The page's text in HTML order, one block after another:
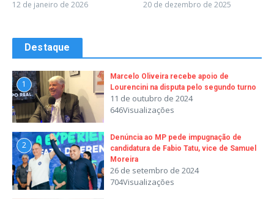
12 de janeiro de 2026 20 de dezembro de 2025
Destaque
1
Marcelo Oliveira recebe apoio de
Lourencini na disputa pelo segundo turno
11 de outubro de 2024
646Visualizações
2
Denúncia ao MP pede impugnação de
candidatura de Fabio Tatu, vice de Samuel
Moreira
26 de setembro de 2024
704Visualizações